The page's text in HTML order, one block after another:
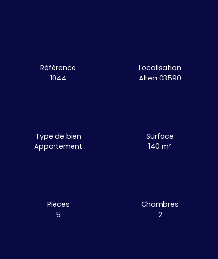
Référence
1044
Localisation
Altea 03590
Type de bien
Appartement
Surface
140 m²
Pièces
5
Chambres
2